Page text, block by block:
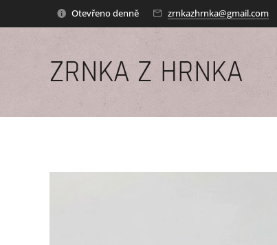
Otevřeno denně zrnkazhrnka@gmail.com
ZRNKA Z HRNKA